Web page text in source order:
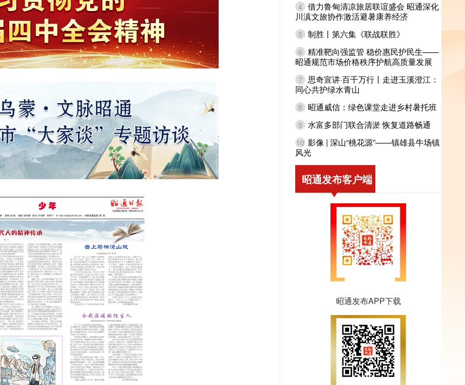
4 借力鲁甸清凉旅居联谊盛会 昭通深化
川滇文旅协作激活避暑康养经济
5 制胜丨第六集《联战联胜》
6 精准靶向强监管 稳价惠民护民生——
昭通规范市场价格秩序护航高质量发展
7 思奇宣讲·百千万行丨走进玉溪澄江：
同心共护绿水青山
8 昭通威信：绿色课堂走进乡村暑托班
9 水富多部门联合清淤 恢复道路畅通
10 影像 | 深山“桃花源”——镇雄县牛场镇
风光
昭通发布客户端
昭通发布APP下载